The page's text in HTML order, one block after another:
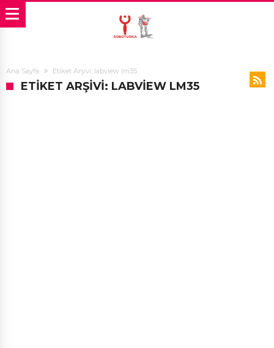
Ana Sayfa Etiket Arşivi: labview lm35
ETIKET ARŞIVI: LABVIEW LM35